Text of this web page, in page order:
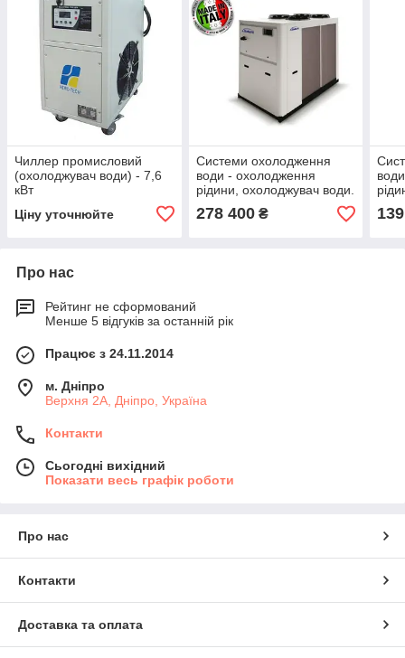
Чиллер промисловий
(охолоджувач води) - 7,6
кВт
Ціну уточнюйте
Системи охолодження
води - охолодження
рідини, охолоджувач води.
278 400₴
Про нас
Рейтинг не сформований
Менше 5 відгуків за останній рік
Працює з 24.11.2014
м. Дніпро
Верхня 2А, Дніпро, Україна
Контакти
Сьогодні вихідний
Показати весь графік роботи
Про нас
Контакти
Доставка та оплата